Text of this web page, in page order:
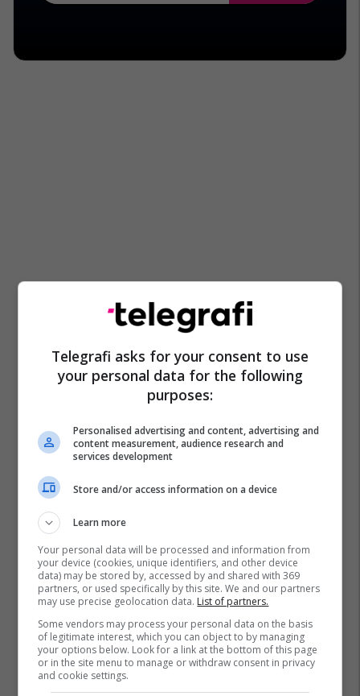
Telegrafi asks for your consent to use
your personal data for the following
purposes:
Personalised advertising and content, advertising and
content measurement, audience research and
services development
Store and/or access information on a device
Learn more
Your personal data will be processed and information from
your device (cookies, unique identifiers, and other device
data) may be stored by, accessed by and shared with 369
partners, or used specifically by this site. We and our partners
may use precise geolocation data. List of partners.
Some vendors may process your personal data on the basis
of legitimate interest, which you can object to by managing
your options below. Look for a link at the bottom of this page
or in the site menu to manage or withdraw consent in privacy
and cookie settings.